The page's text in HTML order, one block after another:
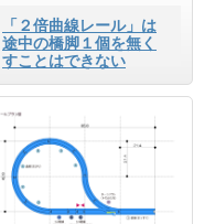
「２倍曲線レール」は
途中の橋脚１個を無く
すことはできない